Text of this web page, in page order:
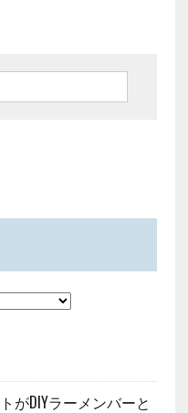
がDIYラーメンバーと